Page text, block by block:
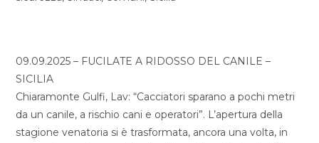
09.09.2025 – FUCILATE A RIDOSSO DEL CANILE –
SICILIA
Chiaramonte Gulfi, Lav: “Cacciatori sparano a pochi metri
da un canile, a rischio cani e operatori”. L’apertura della
stagione venatoria si è trasformata, ancora una volta, in